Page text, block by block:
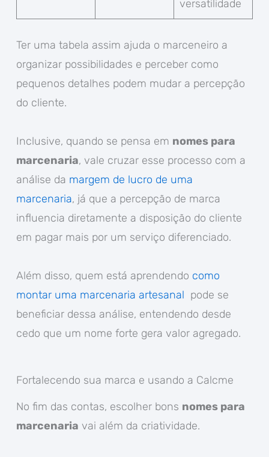
versatilidade
Ter uma tabela assim ajuda o marceneiro a
organizar possibilidades e perceber como
pequenos detalhes podem mudar a percepção
do cliente.
Inclusive, quando se pensa em nomes para
marcenaria, vale cruzar esse processo com a
análise da margem de lucro de uma
marcenaria, já que a percepção de marca
influencia diretamente a disposição do cliente
em pagar mais por um serviço diferenciado.
Além disso, quem está aprendendo como
montar uma marcenaria artesanal pode se
beneficiar dessa análise, entendendo desde
cedo que um nome forte gera valor agregado.
Fortalecendo sua marca e usando a Calcme
No fim das contas, escolher bons nomes para
marcenaria vai além da criatividade.